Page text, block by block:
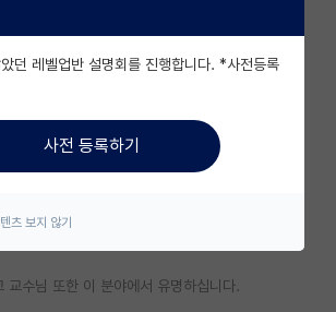
무개랩)
격 후기 게시판
시판
게시판
게시판
합과정으로 입학한 원생입니다.
겠습니다.
건비 100%로 챙겨주시고
교수님 또한 이 분야에서 유명하십니다.
던 레벨업반 설명회를 진행합니다. *사전등록
사전 등록하기
츠 보지 않기